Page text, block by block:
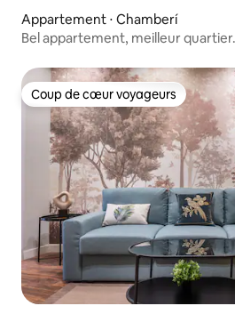
Appartement ⋅ Chamberí
Bel appartement, meilleur
Coup de cœur voyageurs
Coup de cœur voyageurs